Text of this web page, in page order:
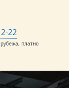
22
платно